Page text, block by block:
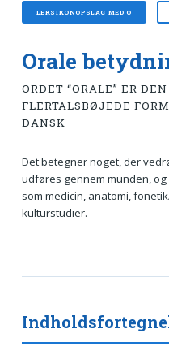
LEKSIKONOPSLAG MED O
Orale
ORDET “ORALE” ER
FLERTALSBØJEDE
DANSK
Det betegner noget, der
udføres gennem munden,
som medicin, anatomi,
kulturstudier.